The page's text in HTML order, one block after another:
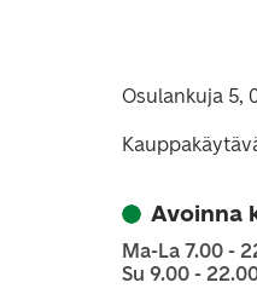
Osulankuja 5,
Avoinna
Ma-La 7.00 -
Su 9.00 -